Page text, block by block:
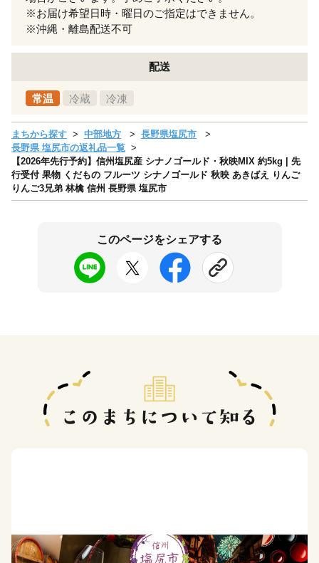
※お届け希望日時・曜日のご指定はできません。
※沖縄・離島配送不可
配送
常温 冷蔵 冷凍
まちから探す 中部地方
長野県塩尻市
長野県 塩尻市の返礼品一覧
【2026年先行予約】信州塩尻産 シナノゴールド・秋映MIX 約5kg | 先
行受付 果物 くだもの フルーツ シナノゴールド 秋映 あきばえ りんご
りんご3兄弟 林檎 信州 長野県 塩尻市
このページをシェアする